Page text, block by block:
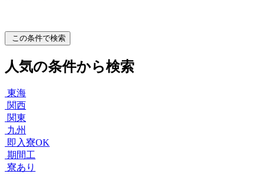
この条件で検索
人気の条件から検索
東海
関西
関東
九州
即入寮OK
期間工
寮あり